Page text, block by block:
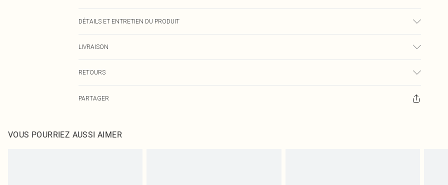
DÉTAILS ET ENTRETIEN DU PRODUIT
LIVRAISON
€7.99
RETOURS
Veuillez noter que nous ne pouvons pas rembourser les masques tendance, les cosmétiques, les bijoux pour piercings, les jouets
également être essayées en intérieur. Les articles pour la maison, y compris le linge de lit, les matelas, les surmatelas et les
PARTAGER
VOUS POURRIEZ AUSSI AIMER